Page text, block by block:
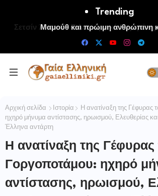
Trending
Μαμούθ και πρώιμη ανθρώπινη
Αρχική σελίδα Ιστορία
Η ανατίναξη της Γέφυρας
ηχηρό μήνυμα αντίστασης, ηρωισμού, Ελευθερίας
Έλληνα αντάρτη
Η ανατίναξη της Γέφυρας
Γοργοποτάμου: ηχηρό
αντίστασης, ηρωισμού,